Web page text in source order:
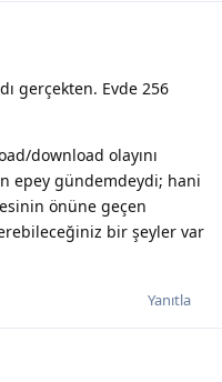
gerçekten. Evde 256
download olayını
epey gündemdeydi; hani
önüne geçen
bir şeyler var
Yanıtla